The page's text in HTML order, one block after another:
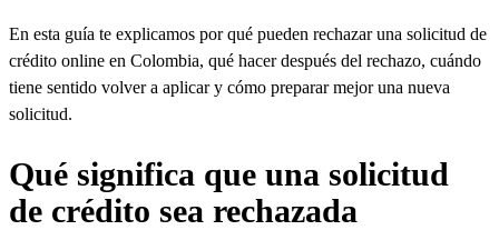
En esta guía te explicamos por qué pueden rechazar una solicitud de
crédito online en Colombia, qué hacer después del rechazo, cuándo
tiene sentido volver a aplicar y cómo preparar mejor una nueva
solicitud.
Qué significa que una solicitud
de crédito sea rechazada